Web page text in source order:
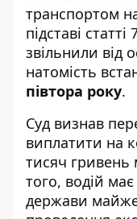
транспортом
підставі
звільнили від
натомість
півтора року.
Суд визнав
виплатити на
тисяч гривень
того, водій
держави